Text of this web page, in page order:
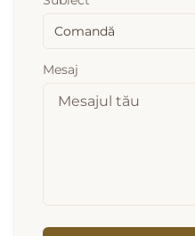
Comandă
Mesaj